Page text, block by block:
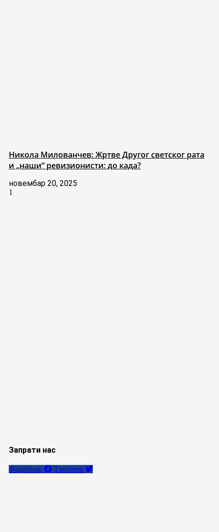
Никола Милованчев: Жртве Другог светског рата
и „наши“ ревизионисти: до када?
новембар 20, 2025
Запрати нас
Фацебоок Тwиттер